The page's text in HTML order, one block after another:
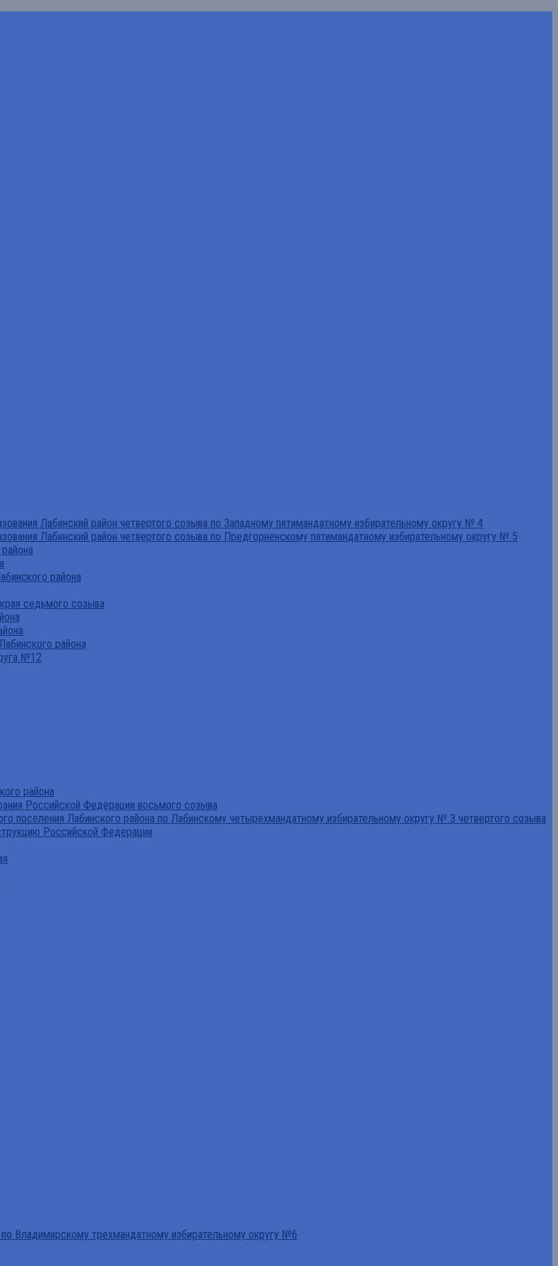
Лабинский район четвертого созыва по Западному пятимандатному избирательному округу № 4
Лабинский район четвертого созыва по Предгорненскому пятимандатному избирательному округу № 5
района
седьмого созыва
района
№12
района
Российской Федерации восьмого созыва
поселения Лабинского района по Лабинскому четырехмандатному избирательному округу № 3 четвертого созыва
Российской Федерации
Владимирскому трехмандатному избирательному округу №6